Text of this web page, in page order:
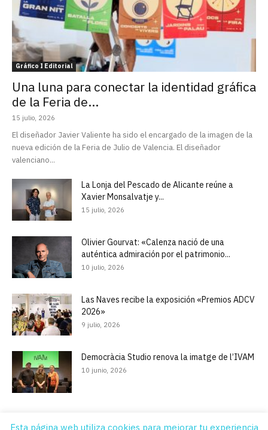
Gráfico I Editorial
Una luna para conectar la identidad gráfica
de la Feria de...
15 julio, 2026
El diseñador Javier Valiente ha sido el encargado de la imagen de la
nueva edición de la Feria de Julio de Valencia. El diseñador
valenciano...
La Lonja del Pescado de Alicante reúne a
Xavier Monsalvatje y...
15 julio, 2026
Olivier Gourvat: «Calenza nació de una
auténtica admiración por el patrimonio...
10 julio, 2026
Las Naves recibe la exposición «Premios ADCV
2026»
9 julio, 2026
Democràcia Studio renova la imatge de l’IVAM
10 junio, 2026
Esta página web utiliza cookies para mejorar tu experiencia